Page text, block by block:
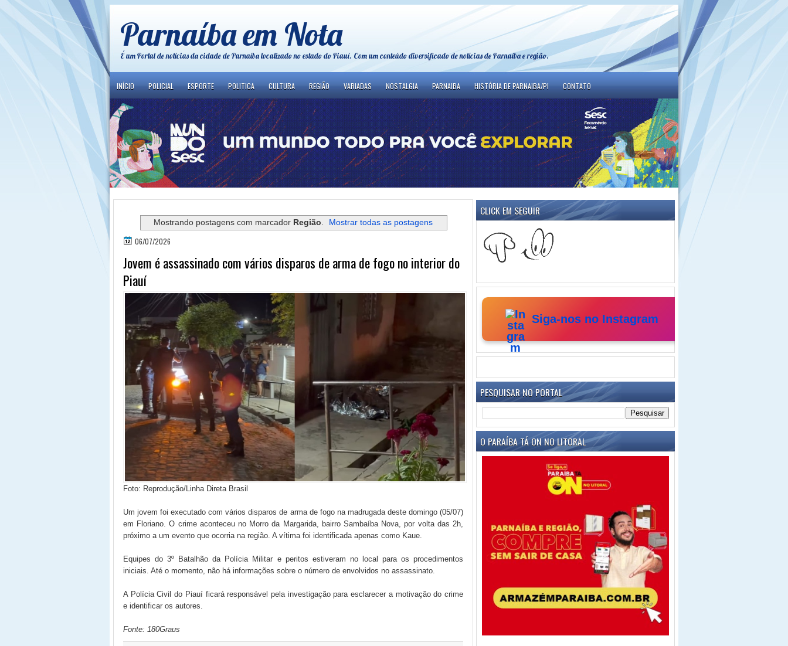
Parnaíba em Nota
É um Portal de notícias da cidade de Parnaíba localizado no estado do Piauí. Com um conteúdo diversificado de notícias de Parnaíba e região.
INÍCIO POLICIAL ESPORTE POLITICA CULTURA REGIÃO VARIADAS NOSTALGIA PARNAIBA HISTÓRIA DE PARNAIBA/PI CONTATO
Mostrando postagens com marcador Região Mostrar todas as postagens
06/07/2026
Jovem é assassinado com vários disparos de arma de fogo no interior do
Piauí
Foto: Reprodução/Linha Direta Brasil
Um jovem foi executado com vários disparos de arma de fogo na madrugada deste domingo (05/07)
em Floriano. O crime aconteceu no Morro da Margarida, bairro Sambaíba Nova, por volta das 2h,
próximo a um evento que ocorria na região. A vítima foi identificada apenas como Kaue.
Equipes do 3º Batalhão da Polícia Militar e peritos estiveram no local para os procedimentos
iniciais. Até o momento, não há informações sobre o número de envolvidos no assassinato.
A Polícia Civil do Piauí ficará responsável pela investigação para esclarecer a motivação do crime
e identificar os autores.
Fonte: 180Graus
CLICK EM SEGUIR
Siga-nos no Instagram
PESQUISAR NO PORTAL
O PARAÍBA TÁ ON NO LITORAL